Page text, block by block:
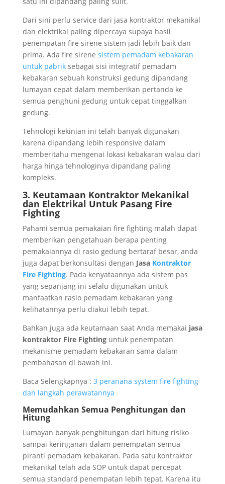
Dari sini perlu service dari jasa kontraktor mekanikal
dan elektrikal paling dipercaya supaya hasil
penempatan fire sirene sistem jadi lebih baik dan
prima. Ada fire sirene sistem pemadam kebakaran
untuk pabriksebagai sisi integratif pemadam
kebakaran sebuah konstruksi gedung dipandang
lumayan cepat dalam memberikan pertanda ke
semua penghuni gedung untuk cepat tinggalkan
gedung.
Tehnologi kekinian ini telah banyak digunakan
karena dipandang lebih responsive dalam
memberitahu mengenai lokasi kebakaran walau dari
harga hinga tehnologinya dipandang paling
kompleks.
3. Keutamaan Kontraktor Mekanikal
dan Elektrikal Untuk Pasang Fire
Fighting
Pahami semua pemakaian fire fighting malah dapat
memberikan pengetahuan berapa penting
pemakaiannya di rasio gedung bertaraf besar, anda
juga dapat berkonsultasi dengan Jasa Kontraktor
Fire Fighting. Pada kenyataannya ada sistem pas
yang sepanjang ini selalu digunakan untuk
manfaatkan rasio pemadam kebakaran yang
kelihatannya perlu diakui lebih tepat.
Bahkan juga ada keutamaan saat Anda memakai jasa
kontraktor Fire Fightinguntuk penempatan
mekanisme pemadam kebakaran sama dalam
pembahasan di bawah ini.
Baca Selengkapnya : 3 peranana system fire fighting
dan langkah perawatannya
Memudahkan Semua Penghitungan dan
Hitung
Lumayan banyak penghitungan dari hitung risiko
sampai keringanan dalam penempatan semua
piranti pemadam kebakaran. Pada satu kontraktor
mekanikal telah ada SOP untuk dapat percepat
semua standard penempatan lebih tepat. Karena itu